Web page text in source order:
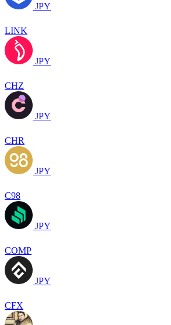
JPY
LINK
JPY
CHZ
JPY
CHR
JPY
C98
JPY
COMP
JPY
CFX